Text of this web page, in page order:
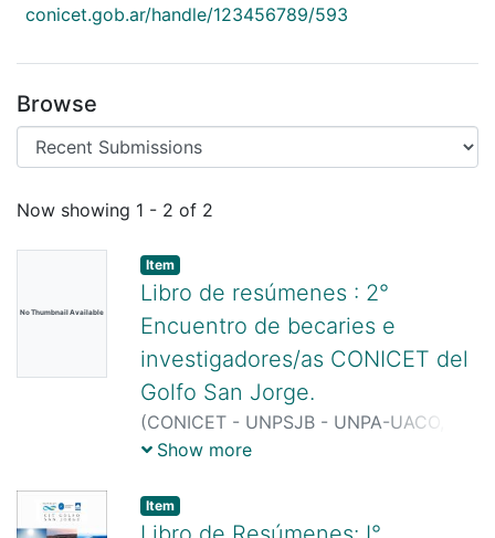
conicet.gob.ar/handle/123456789/593
Browse
Recent Submissions
Now showing 1 - 2 of 2
No Thumbnail Available
Item
Libro de resúmenes : 2°
Encuentro de becaries e
investigadores/as CONICET del
Golfo San Jorge.
(CONICET - UNPSJB - UNPA-UACO,
2024-10-24)
Show more
Item